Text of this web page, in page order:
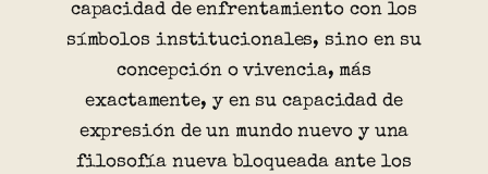
capacidad de enfrentamiento con los
símbolos institucionales, sino en su
concepción o vivencia, más
exactamente, y en su capacidad de
expresión de un mundo nuevo y una
filosofía nueva bloqueada ante los